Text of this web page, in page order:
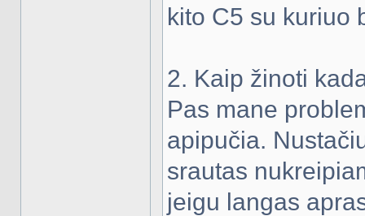
kito C5 su kuriuo
2. Kaip žinoti
Pas mane
apipučia.
srautas
jeigu langas